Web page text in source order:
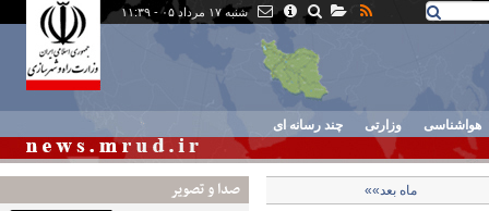
شنبه ۱۷ مرداد ۰۵ - ۱۱:۳۹
هواشناسی وزارتی چند رسانه ای
صدا و تصوير ماه بعد»»